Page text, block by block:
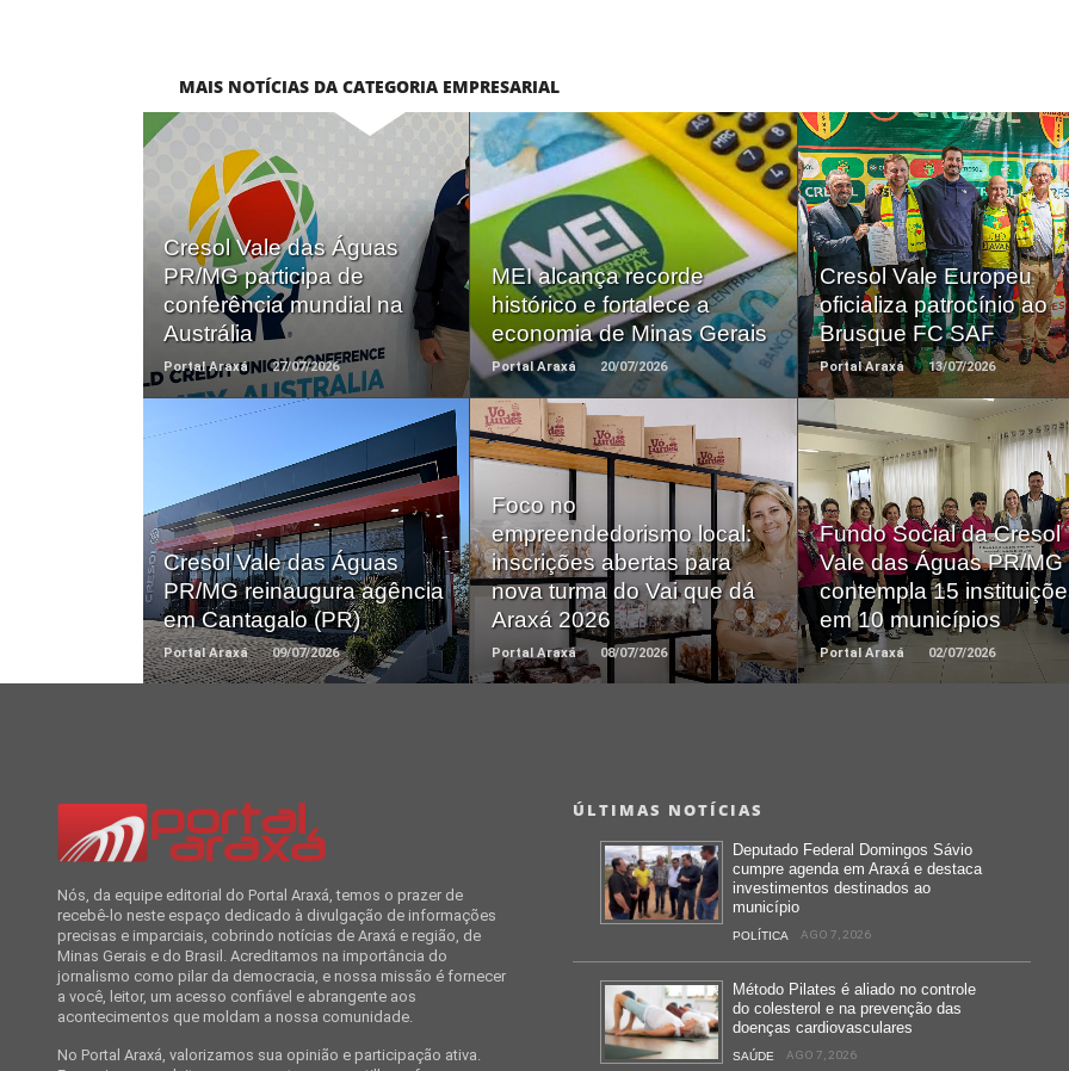
MAIS NOTÍCIAS DA CATEGORIA EMPRESARIAL
Cresol Vale das Águas
PR/MG participa de
conferência mundial na
Austrália
Portal Araxá 27/07/2026
Saiba +
MEI alcança recorde
histórico e fortalece a
economia de Minas Gerais
Portal Araxá 20/07/2026
Saiba +
Cresol Vale Europeu
oficializa patrocínio ao
Brusque FC SAF
Portal Araxá 13/07/2026
Saiba +
Cresol Vale das Águas
PR/MG reinaugura agência
em Cantagalo (PR)
Portal Araxá 09/07/2026
Saiba +
Foco no
empreendedorismo local:
inscrições abertas para
nova turma do Vai que dá
Araxá 2026
Portal Araxá 08/07/2026
Fundo Social da Cresol
Vale das Águas PR/MG
contempla 15
em 10 municípios
Portal Araxá 02/07/2026
Saiba +
Nós, da equipe editorial do Portal Araxá, temos o prazer de
recebê-lo neste espaço dedicado à divulgação de informações
precisas e imparciais, cobrindo notícias de Araxá e região, de
Minas Gerais e do Brasil. Acreditamos na importância do
jornalismo como pilar da democracia, e nossa missão é fornecer
a você, leitor, um acesso confiável e abrangente aos
acontecimentos que moldam a nossa comunidade.
No Portal Araxá, valorizamos sua opinião e participação ativa.
ÚLTIMAS NOTÍCIAS
Deputado Federal Domingos Sávio
cumpre agenda em Araxá e destaca
investimentos destinados ao
município
POLÍTICA AGO 7, 2026
Método Pilates é aliado no controle
do colesterol e na prevenção das
doenças cardiovasculares
SAÚDE AGO 7, 2026